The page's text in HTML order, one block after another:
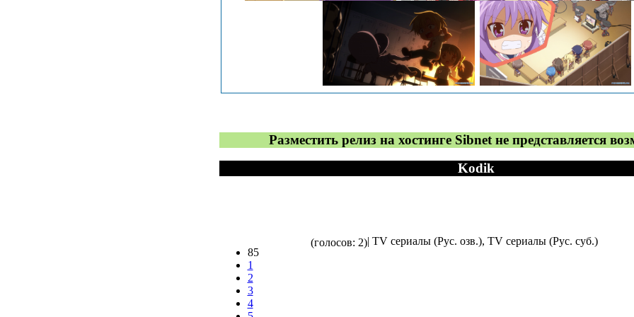
Разместить релиз на хостинге Sibnet не представляется
Kodik
85
1
2
3
4
(голосов: 2)| TV сериалы (Рус. озв.), TV сериалы (Рус. суб.)